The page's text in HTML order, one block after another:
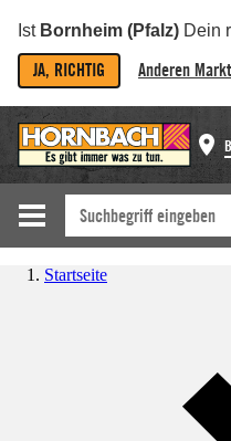
Ist Bornheim (Pfalz) Dein
JA, RICHTIG Anderen
Startseite